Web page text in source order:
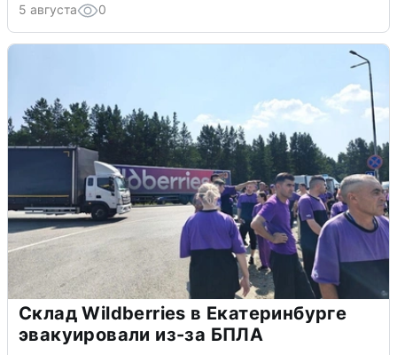
5 августа 0
Склад Wildberries в Екатеринбурге
эвакуировали из-за БПЛА